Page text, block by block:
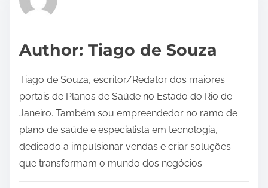
e
t
i
e
Author: Tiago de Souza
Tiago de Souza, escritor/Redator dos maiores
portais de Planos de Saúde no Estado do Rio de
Janeiro. Também sou empreendedor no ramo de
plano de saúde e especialista em tecnologia,
dedicado a impulsionar vendas e criar soluções
que transformam o mundo dos negócios.